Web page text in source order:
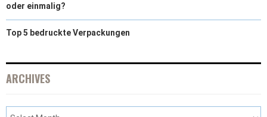
oder einmalig?
Top 5 bedruckte Verpackungen
ARCHIVES